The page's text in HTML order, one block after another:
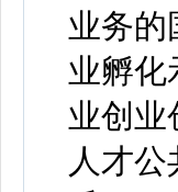
业务的
业孵化
业创业
人才